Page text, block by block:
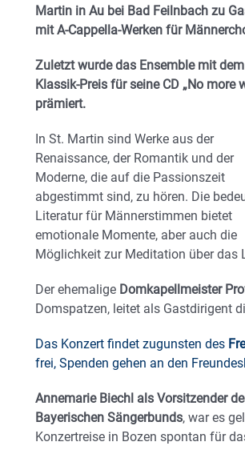
Martin in Au bei Bad Feilnbach zu
mit A-Cappella-Werken für
Zuletzt wurde das Ensemble mit
Klassik-Preis für seine CD „No more
prämiert.
In St. Martin sind Werke aus der
Renaissance, der Romantik und der
Moderne, die auf die Passionszeit
abgestimmt sind, zu hören. Die
Literatur für Männerstimmen bietet
emotionale Momente, aber auch die
Möglichkeit zur Meditation über das
Der ehemalige Domkapellmeister
Domspatzen, leitet als Gastdirigent
Das Konzert findet zugunsten des
frei, Spenden gehen an den
Annemarie Biechl als Vorsitzender
Bayerischen Sängerbunds, war es
Konzertreise in Bozen spontan für